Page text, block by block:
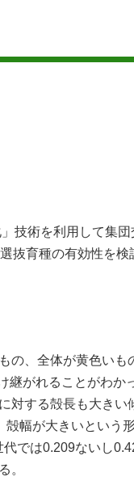
術を利用して集
抜育種の有効性を
、全体が黄色い
継がれることがわか
する殻長も大き
幅が大きいという
では0.209ないし
。